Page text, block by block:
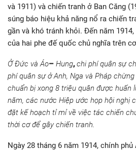
và 1911) và chiến tranh ở Ban Căng
súng báo hiệu khả năng nổ ra chiến
gần và khó tránh khỏi. Đến năm
của hai phe đế quốc chủ nghĩa trên
Ở Đức và Áo– Hung, chi phí quân sự
phí quân sự ở Anh, Nga và Pháp
chuẩn bị xong 8 triệu quân được huấn
năm, các nước Hiệp ước họp hội nghị
đặt kế hoạch tỉ mỉ về việc tác chiến
thời cơ để gây chiến tranh.
Ngày 28 tháng 6 năm 1914, chính